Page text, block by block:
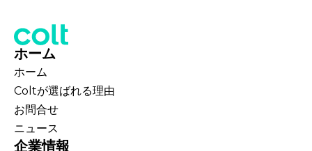
ホーム
ホーム
Coltが選ばれる理由
お問合せ
ニュース
企業情報